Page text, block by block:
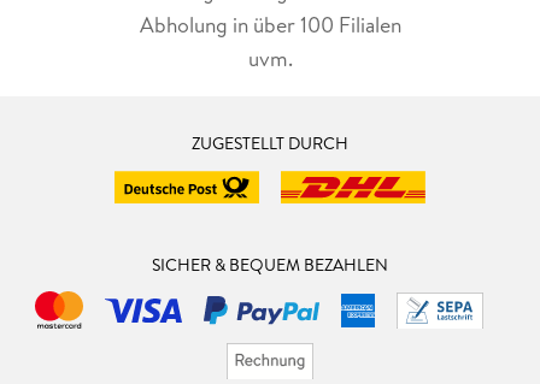
Abholung in über 100 Filialen
uvm.
ZUGESTELLT DURCH
SICHER & BEQUEM BEZAHLEN